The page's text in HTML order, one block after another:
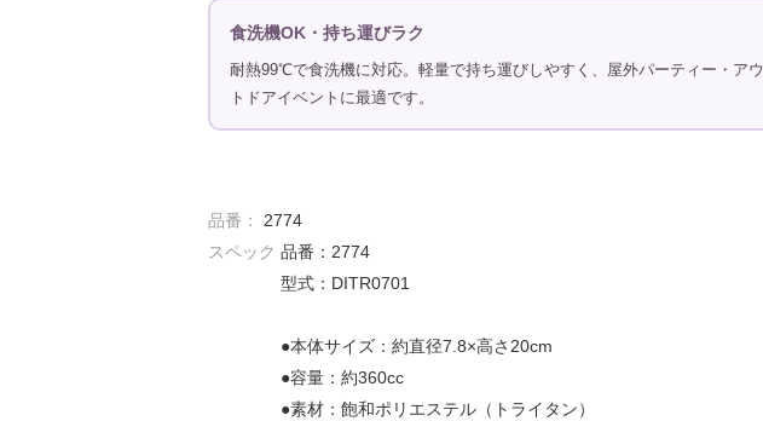
食洗機OK・持ち運びラク
耐熱99℃で食洗機に対応。軽量で持ち運びしやすく、屋外パーティー・アウ
トドアイベントに最適です。
品番：
2774
スペック 品番：2774
型式：DITR0701
●本体サイズ：約直径7.8×高さ20cm
●容量：約360cc
●素材：飽和ポリエステル（トライタン）